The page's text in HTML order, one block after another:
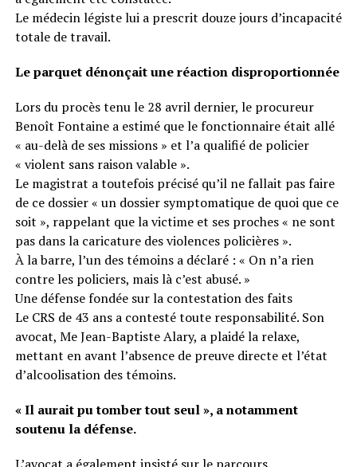
Le médecin légiste lui a prescrit douze jours d’incapacité
totale de travail.
Le parquet dénonçait une réaction disproportionnée
Lors du procès tenu le 28 avril dernier, le procureur
Benoît Fontaine a estimé que le fonctionnaire était allé
« au-delà de ses missions » et l’a qualifié de policier
« violent sans raison valable ».
Le magistrat a toutefois précisé qu’il ne fallait pas faire
de ce dossier « un dossier symptomatique de quoi que ce
soit », rappelant que la victime et ses proches « ne sont
pas dans la caricature des violences policières ».
À la barre, l’un des témoins a déclaré : « On n’a rien
contre les policiers, mais là c’est abusé. »
Une défense fondée sur la contestation des faits
Le CRS de 43 ans a contesté toute responsabilité. Son
avocat, Me Jean-Baptiste Alary, a plaidé la relaxe,
mettant en avant l’absence de preuve directe et l’état
d’alcoolisation des témoins.
« Il aurait pu tomber tout seul », a notamment
soutenu la défense.